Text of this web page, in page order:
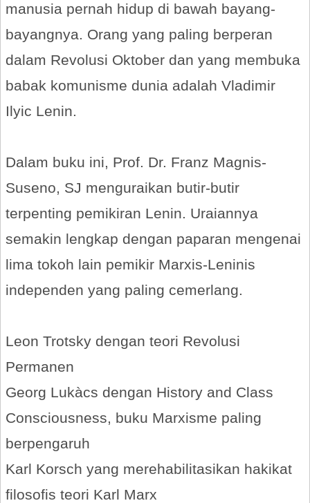
manusia pernah hidup di bawah bayang-
bayangnya. Orang yang paling berperan
dalam Revolusi Oktober dan yang membuka
babak komunisme dunia adalah Vladimir
Ilyic Lenin.
Dalam buku ini, Prof. Dr. Franz Magnis-
Suseno, SJ menguraikan butir-butir
terpenting pemikiran Lenin. Uraiannya
semakin lengkap dengan paparan mengenai
lima tokoh lain pemikir Marxis-Leninis
independen yang paling cemerlang.
Leon Trotsky dengan teori Revolusi
Permanen
Georg Lukàcs dengan History and Class
Consciousness, buku Marxisme paling
berpengaruh
Karl Korsch yang merehabilitasikan hakikat
filosofis teori Karl Marx